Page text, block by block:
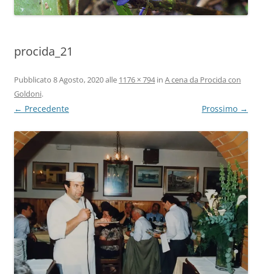
procida_21
Pubblicato 8 Agosto, 2020alle 1176 × 794in A cena da Procida con
Goldoni.
← Precedente Prossimo →